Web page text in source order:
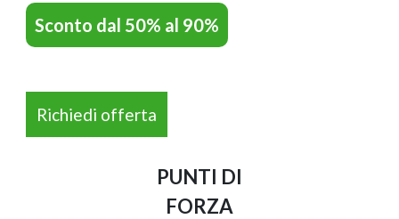
Sconto dal 50% al 90%
Richiedi offerta
PUNTI DI
FORZA